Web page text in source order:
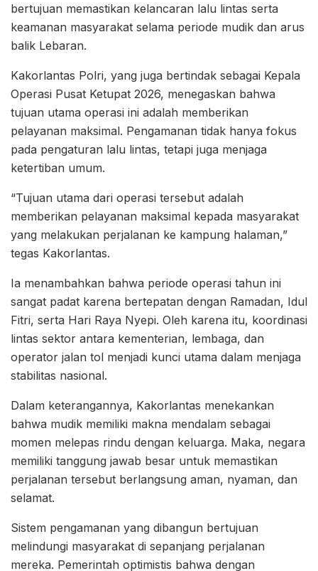
bertujuan memastikan kelancaran lalu lintas serta
keamanan masyarakat selama periode mudik dan arus
balik Lebaran.
Kakorlantas Polri, yang juga bertindak sebagai Kepala
Operasi Pusat Ketupat 2026, menegaskan bahwa
tujuan utama operasi ini adalah memberikan
pelayanan maksimal. Pengamanan tidak hanya fokus
pada pengaturan lalu lintas, tetapi juga menjaga
ketertiban umum.
“Tujuan utama dari operasi tersebut adalah
memberikan pelayanan maksimal kepada masyarakat
yang melakukan perjalanan ke kampung halaman,”
tegas Kakorlantas.
Ia menambahkan bahwa periode operasi tahun ini
sangat padat karena bertepatan dengan Ramadan, Idul
Fitri, serta Hari Raya Nyepi. Oleh karena itu, koordinasi
lintas sektor antara kementerian, lembaga, dan
operator jalan tol menjadi kunci utama dalam menjaga
stabilitas nasional.
Dalam keterangannya, Kakorlantas menekankan
bahwa mudik memiliki makna mendalam sebagai
momen melepas rindu dengan keluarga. Maka, negara
memiliki tanggung jawab besar untuk memastikan
perjalanan tersebut berlangsung aman, nyaman, dan
selamat.
Sistem pengamanan yang dibangun bertujuan
melindungi masyarakat di sepanjang perjalanan
mereka. Pemerintah optimistis bahwa dengan